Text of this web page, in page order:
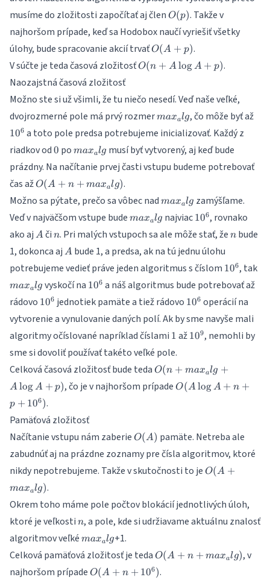
musíme do zložitosti započítať aj člen O(p)
O(p). Takže v
najhoršom prípade, keď sa Hodobox naučí vyriešiť všetky
úlohy, bude spracovanie akcií trvaťO(A+p)
O(A + p).
V súčte je teda časová zložitosťO(n
A +
p)
O(n + Alog A + p).
Naozajstná časová zložitosť
Možno ste si už všimli, že tu niečo nesedí. Veď naše veľké,
dvojrozmerné pole má prvý rozmermax_alg
maxalg, čo môže byť až
106 a toto pole predsa potrebujeme inicializovať. Každý z
riadkov od 0
0 po max_alg
maxalg musí byť vytvorený, aj keď bude
prázdny. Na načítanie prvej časti vstupu budeme potrebovať
čas ažO(A + n
max_alg)
O(A + n + maxalg).
Možno sa pýtate, prečo sa vôbec nad max_alg
maxalg zamýšľame.
Veď v najväčšom vstupe bude max_alg
maxalg najviac 10^6
106, rovnako
ako aj A
Ači n
n. Pri malých vstupoch sa ale môže stať, že n
n bude
1, dokonca aj A
A bude 1, a predsa, ak na tú jednu úlohu
potrebujeme vedieť práve jeden algoritmus s číslom 10^6
106, tak
maxalg vyskočí na 10^6
106 a náš algoritmus bude potrebovať až
rádovo 10^6
106 jednotiek pamäte a tiež rádovo 10^6
106 operácií na
vytvorenie a vynulovanie daných polí. Ak by sme navyše mali
algoritmy očíslované napríklad číslami 1
1 až 10^9
109, nemohli by
sme si dovoliť používať takéto veľké pole.
Celková časová zložitosť bude teda O(n +
max_alg
+ A\log
O(n + maxalg +
Alog A + p), čo je v najhoršom prípadeO(A\log
A + n +
O(A log A + n +
p + 106).
Pamäťová zložitosť
Načítanie vstupu nám zaberie O(A)
O(A) pamäte. Netreba ale
zabudnúť aj na prázdne zoznamy pre čísla algoritmov, ktoré
nikdy nepotrebujeme. Takže v skutočnosti to je O(A +
max_alg)
O(A +
maxalg).
Okrem toho máme pole počtov blokácií jednotlivých úloh,
ktoré je veľkosti n
n, a pole, kde si udržiavame aktuálnu znalosť
algoritmov veľké max_alg
maxalg+1.
Celková pamäťová zložitosť je teda O(A+n+max_alg)
O(A + n + maxalg), v
najhoršom prípade O(A+n+10^6)
O(A + n + 106).